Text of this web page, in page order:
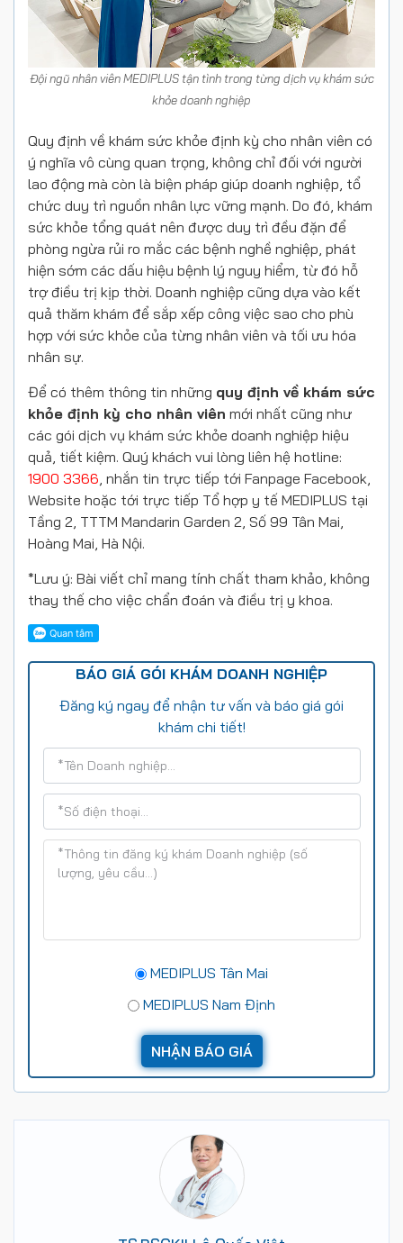
Đội ngũ nhân viên MEDIPLUS tận tình trong từng dịch vụ khám sức
khỏe doanh nghiệp
Quy định về khám sức khỏe định kỳ cho nhân viên có
ý nghĩa vô cùng quan trọng, không chỉ đối với người
lao động mà còn là biện pháp giúp doanh nghiệp, tổ
chức duy trì nguồn nhân lực vững mạnh. Do đó, khám
sức khỏe tổng quát nên được duy trì đều đặn để
phòng ngừa rủi ro mắc các bệnh nghề nghiệp, phát
hiện sớm các dấu hiệu bệnh lý nguy hiểm, từ đó hỗ
trợ điều trị kịp thời. Doanh nghiệp cũng dựa vào kết
quả thăm khám để sắp xếp công việc sao cho phù
hợp với sức khỏe của từng nhân viên và tối ưu hóa
nhân sự.
Để có thêm thông tin những quy định về khám sức
khỏe định kỳ cho nhân viên mới nhất cũng như
các gói dịch vụ khám sức khỏe doanh nghiệp hiệu
quả, tiết kiệm. Quý khách vui lòng liên hệ hotline:
1900 3366, nhắn tin trực tiếp tới Fanpage Facebook,
Website hoặc tới trực tiếp Tổ hợp y tế MEDIPLUS tại
Tầng 2, TTTM Mandarin Garden 2, Số 99 Tân Mai,
Hoàng Mai, Hà Nội.
*Lưu ý: Bài viết chỉ mang tính chất tham khảo, không
thay thế cho việc chẩn đoán và điều trị y khoa.
BÁO GIÁ GÓI KHÁM DOANH NGHIỆP
Đăng ký ngay để nhận tư vấn và báo giá gói
khám chi tiết!
MEDIPLUS Tân Mai
MEDIPLUS Nam Định